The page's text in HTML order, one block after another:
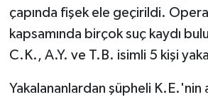
çapında fişek ele geçirildi.
kapsamında birçok suç kaydı
C.K., A.Y. ve T.B. isimli 5 kişi
Yakalananlardan şüpheli K.E.'nin